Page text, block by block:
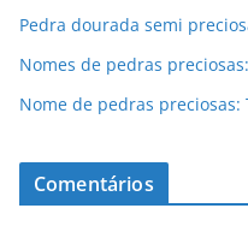
Pedra dourada semi
Nomes de pedras
Nome de pedras preciosas:
Comentários